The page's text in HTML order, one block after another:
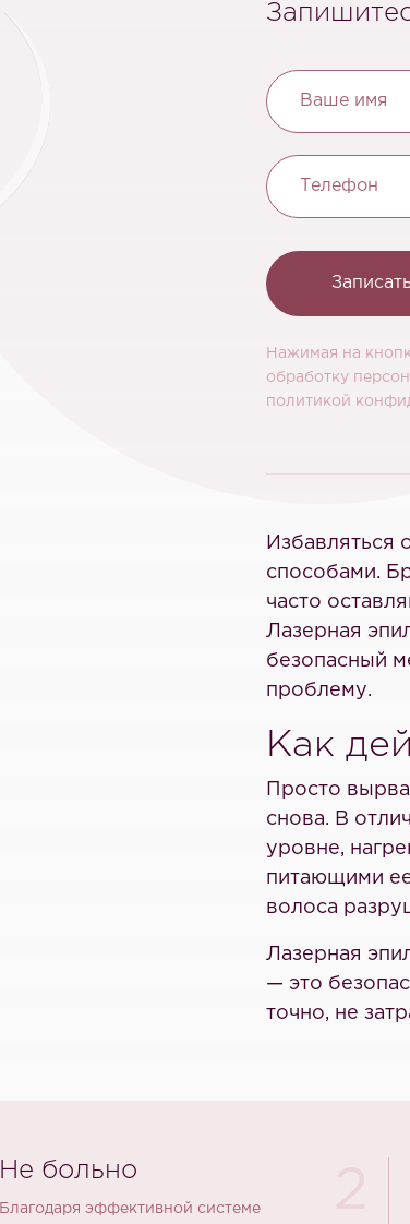
Ваше имя
Телефон
Нажимая на
обработку
политикой
Избавляться
способами.
часто
Лазерная
безопасный
проблему.
Как
Просто
снова. В
уровне,
питающими ее
волоса
Лазерная
— это
точно, не
Не больно
Благодаря эффективной системе